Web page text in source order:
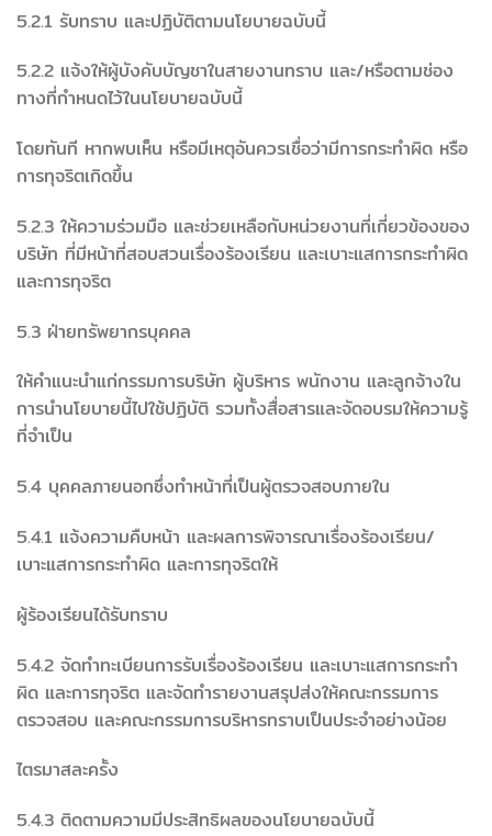
5.2.1 รับทราบ และปฏิบัติตามนโยบายฉบับนี้
5.2.2 แจ้งให้ผู้บังคับบัญชาในสายงานทราบ และ/หรือตามช่อง
ทางที่กำหนดไว้ในนโยบายฉบับนี้
โดยทันที หากพบเห็น หรือมีเหตุอันควรเชื่อว่ามีการกระทำผิด หรือ
การทุจริตเกิดขึ้น
5.2.3 ให้ความร่วมมือ และช่วยเหลือกับหน่วยงานที่เกี่ยวข้องของ
บริษัท ที่มีหน้าที่สอบสวนเรื่องร้องเรียน และเบาะแสการกระทำผิด
และการทุจริต
5.3 ฝ่ายทรัพยากรบุคคล
ให้คำแนะนำแก่กรรมการบริษัท ผู้บริหาร พนักงาน และลูกจ้างใน
การนำนโยบายนี้ไปใช้ปฏิบัติ รวมทั้งสื่อสารและจัดอบรมให้ความรู้
ที่จำเป็น
5.4 บุคคลภายนอกซึ่งทำหน้าที่เป็นผู้ตรวจสอบภายใน
5.4.1 แจ้งความคืบหน้า และผลการพิจารณาเรื่องร้องเรียน/
เบาะแสการกระทำผิด และการทุจริตให้
ผู้ร้องเรียนได้รับทราบ
5.4.2 จัดทำทะเบียนการรับเรื่องร้องเรียน และเบาะแสการกระทำ
ผิด และการทุจริต และจัดทำรายงานสรุปส่งให้คณะกรรมการ
ตรวจสอบ และคณะกรรมการบริหารทราบเป็นประจำอย่างน้อย
ไตรมาสละครั้ง
5.4.3 ติดตามความมีประสิทธิผลของนโยบายฉบับนี้